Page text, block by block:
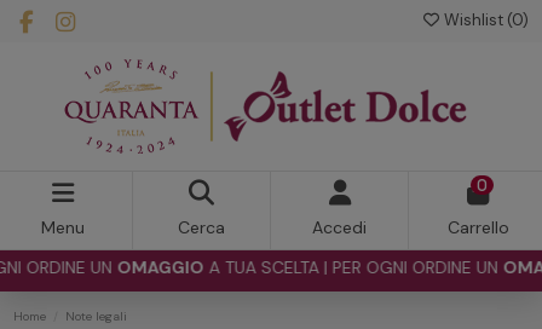
Wishlist (0)
Menu Cerca Accedi
0
Carrello
ORDINE UNOMAGGIOA TUA SCELTA | PER OGNI ORDINE UN
Home Note legali